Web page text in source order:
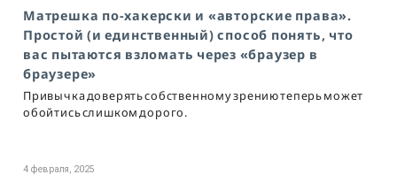
Матрешка по-хакерски и «авторские права».
Простой (и единственный) способ понять, что
вас пытаются взломать через «браузер в
браузере»
Привычка доверять собственному зрению теперь может
обойтись слишком дорого.
4 февраля, 2025